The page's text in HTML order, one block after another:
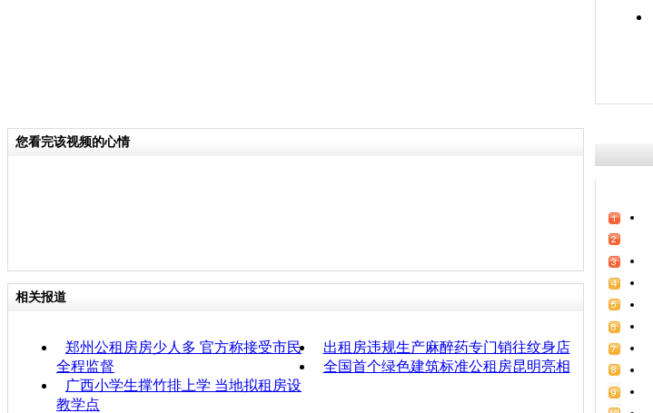
您看完该视频的心情
相关报道
郑州公租房房少人多 官方称接受市民
全程监督
出租房违规生产麻醉药专门销往纹身店
全国首个绿色建筑标准公租房昆明亮相
广西小学生撑竹排上学 当地拟租房设
教学点